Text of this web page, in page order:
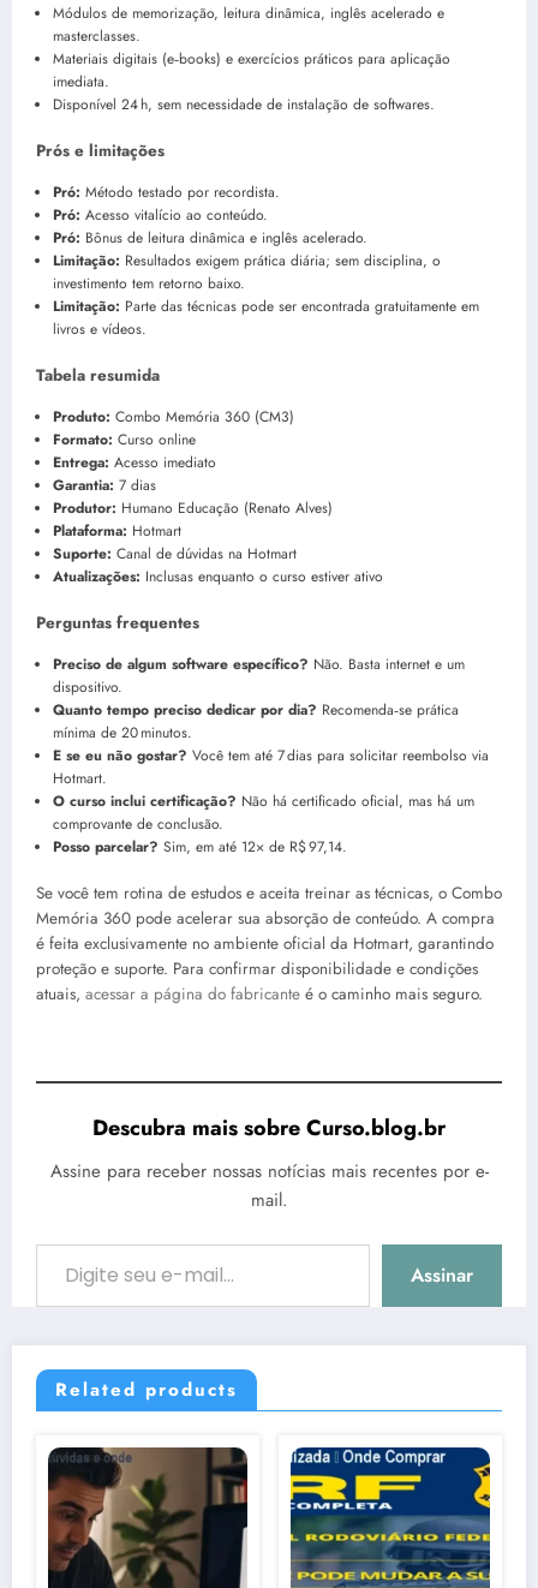
Módulos de memorização, leitura dinâmica, inglês acelerado e
masterclasses.
Materiais digitais (e‑books) e exercícios práticos para aplicação
imediata.
Disponível 24 h, sem necessidade de instalação de softwares.
Prós e limitações
Pró: Método testado por recordista.
Pró: Acesso vitalício ao conteúdo.
Pró: Bônus de leitura dinâmica e inglês acelerado.
Limitação: Resultados exigem prática diária; sem disciplina, o
investimento tem retorno baixo.
Limitação: Parte das técnicas pode ser encontrada gratuitamente em
livros e vídeos.
Tabela resumida
Produto: Combo Memória 360 (CM3)
Formato: Curso online
Entrega: Acesso imediato
Garantia: 7 dias
Produtor: Humano Educação (Renato Alves)
Plataforma: Hotmart
Suporte: Canal de dúvidas na Hotmart
Atualizações: Inclusas enquanto o curso estiver ativo
Perguntas frequentes
Preciso de algum software específico? Não. Basta internet e um
dispositivo.
Quanto tempo preciso dedicar por dia? Recomenda‑se prática
mínima de 20 minutos.
E se eu não gostar? Você tem até 7 dias para solicitar reembolso via
Hotmart.
O curso inclui certificação? Não há certificado oficial, mas há um
comprovante de conclusão.
Posso parcelar? Sim, em até 12× de R$ 97,14.
Se você tem rotina de estudos e aceita treinar as técnicas, o Combo
Memória 360 pode acelerar sua absorção de conteúdo. A compra
é feita exclusivamente no ambiente oficial da Hotmart, garantindo
proteção e suporte. Para confirmar disponibilidade e condições
atuais, acessar a página do fabricante é o caminho mais seguro.
Descubra mais sobre Curso.blog.br
Assine para receber nossas notícias mais recentes por e-
mail.
Digite seu e-mail…
Assinar
Related products